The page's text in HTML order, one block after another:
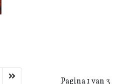
Pagina 1 van 3